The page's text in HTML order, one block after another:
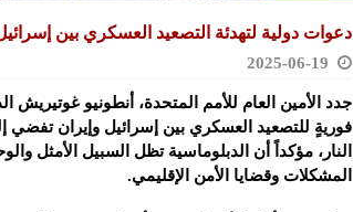
دعوات دولية لتهدئة التصعيد العسكري بين
2025-06-19
جدد الأمين العام للأمم المتحدة، أنطونيو غوتيريش
فوريةٍ للتصعيد العسكري بين إسرائيل وإيران تفضي
النار، مؤكداً أن الدبلوماسية تظل السبيل الأمثل
المشكلات وقضايا الأمن الإقليمي.